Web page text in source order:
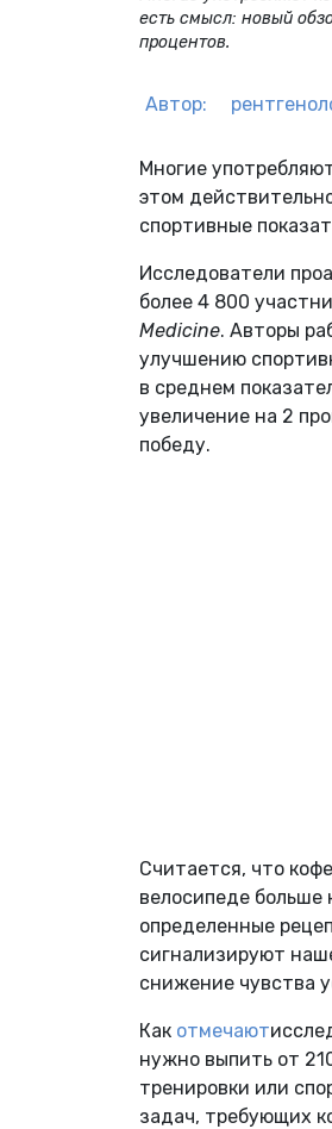
есть смысл: новый
процентов.
Автор:
Многие
этом
спортивные
Исследователи
более 4 800
Medicine. Авторы
улучшению
в среднем
увеличение на 2
победу.
Считается, что
велосипеде больше
определенные
сигнализируют
снижение чувства
Как отмечают
нужно выпить от
тренировки или
задач, требующих